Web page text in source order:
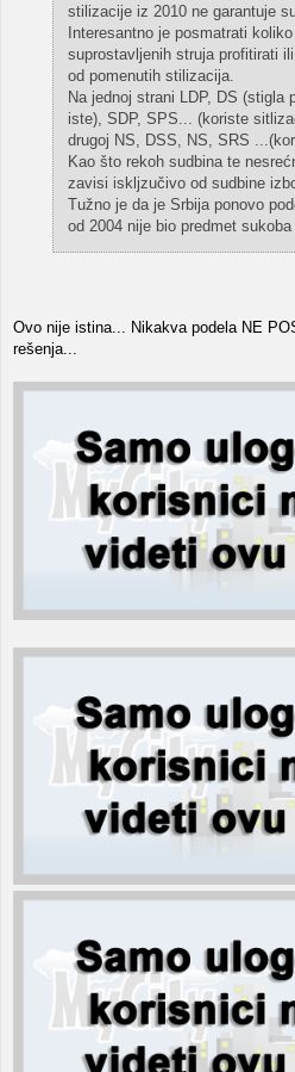
stilizacije iz 2010 ne garantuje
Interesantno je posmatrati
suprostavljenih struja profitirati
od pomenutih stilizacija.
Na jednoj strani LDP, DS (stigla
iste), SDP, SPS... (koriste
drugoj NS, DSS, NS, SRS
Kao što rekoh sudbina te
zavisi iskljzučivo od sudbine
Tužno je da je Srbija ponovo
od 2004 nije bio predmet
Ovo nije istina... Nikakva podela NE
rešenja...